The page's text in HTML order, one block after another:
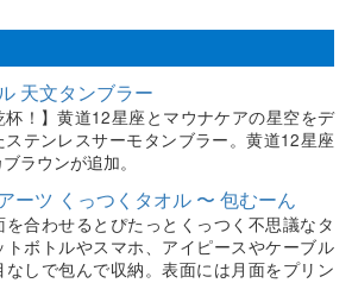
天文タンブラー
杯！】黄道12星座とマウナケアの星空をデ
ステンレスサーモタンブラー。黄道12星座
ラウンが追加。
ーツ くっつくタオル 〜 包むーん
を合わせるとぴたっとくっつく不思議なタ
トボトルやスマホ、アイピースやケーブル
なしで包んで収納。表面には月面をプリン